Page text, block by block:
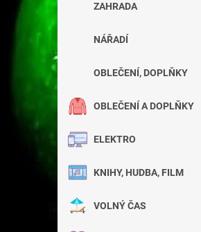
ZAHRADA
NÁŘADÍ
OBLEČENÍ, DOPLŇKY
OBLEČENÍ A DOPLŇKY
ELEKTRO
KNIHY, HUDBA, FILM
VOLNÝ ČAS